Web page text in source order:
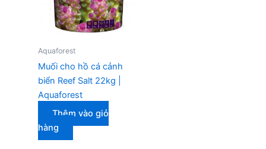
Aquaforest
Muối cho hồ cá cảnh
biển Reef Salt 22kg |
Aquaforest
Thêm vào giỏ
hàng